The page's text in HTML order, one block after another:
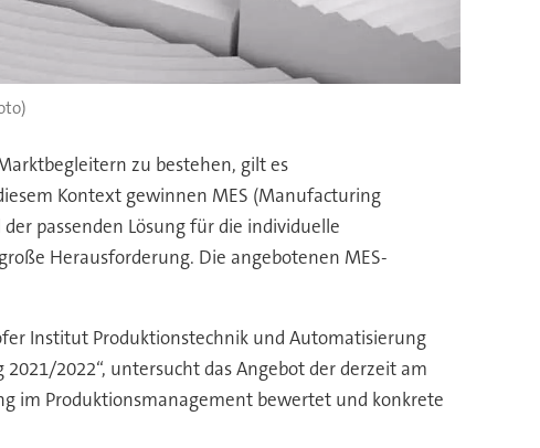
zu bestehen, gilt es
Kontext gewinnen MES (Manufacturing
passenden Lösung für die individuelle
Herausforderung. Die angebotenen MES-
Institut Produktionstechnik und Automatisierung
2022“, untersucht das Angebot der derzeit am
im Produktionsmanagement bewertet und konkrete